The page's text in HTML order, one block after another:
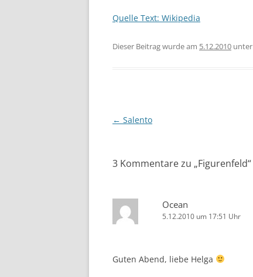
Quelle Text: Wikipedia
Dieser Beitrag wurde am 5.12.2010 unter
Beitragsnavigation
← Salento
3 Kommentare zu „Figurenfeld“
Ocean
5.12.2010 um 17:51 Uhr
Guten Abend, liebe Helga